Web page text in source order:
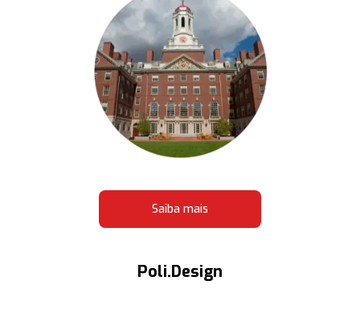
Saiba mais
Poli.Design